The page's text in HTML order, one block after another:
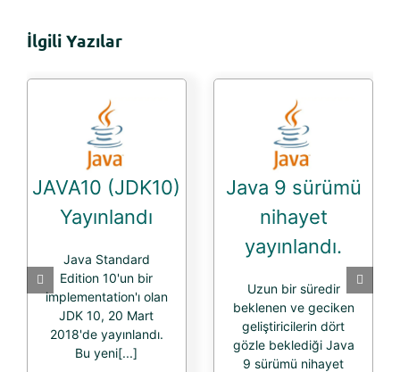
İlgili Yazılar
JAVA10 (JDK10)
Yayınlandı
Java Standard
Edition 10'un bir
implementation'ı olan
JDK 10, 20 Mart
2018'de yayınlandı.
Bu yeni[...]
Java 9 sürümü
nihayet
yayınlandı.
Uzun bir süredir
beklenen ve geciken
geliştiricilerin dört
gözle beklediği Java
9 sürümü nihayet